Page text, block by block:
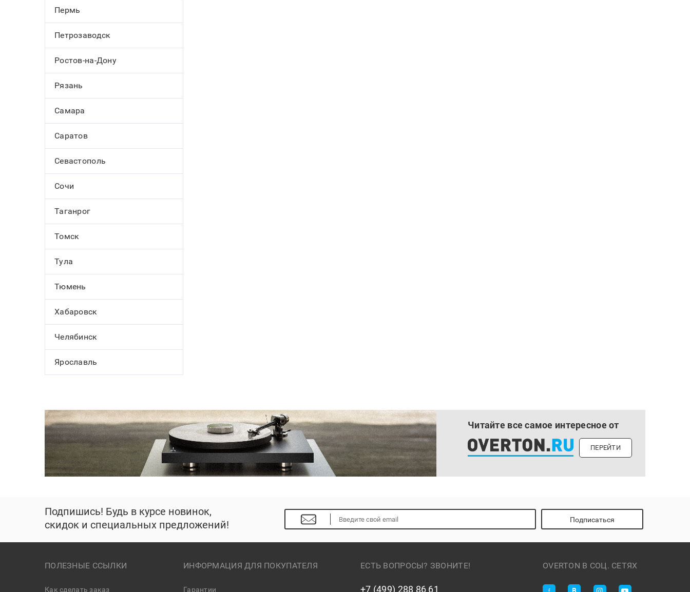
Пермь
Петрозаводск
Ростов-на-Дону
Рязань
Самара
Саратов
Севастополь
Сочи
Таганрог
Томск
Тула
Тюмень
Хабаровск
Челябинск
Ярославль
Читайте все самое интересное от
ПЕРЕЙТИ
Подпишись! Будь в курсе новинок,
скидок и специальных предложений!
Подписаться
ПОЛЕЗНЫЕ ССЫЛКИ
Как сделать заказ
ИНФОРМАЦИЯ ДЛЯ ПОКУПАТЕЛЯ
Гарантии
ЕСТЬ ВОПРОСЫ? ЗВОНИТЕ!
+7 (499) 288 86 61
OVERTON В СОЦ. СЕТЯХ